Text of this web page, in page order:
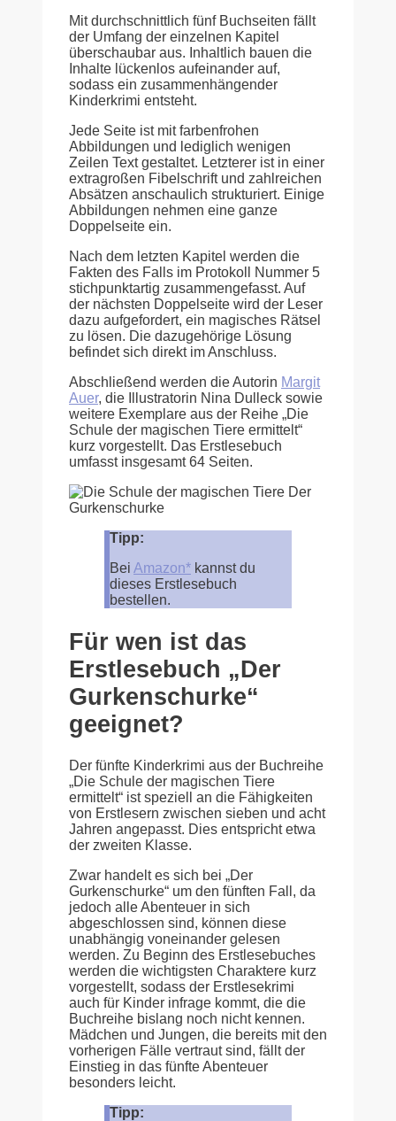
Mit durchschnittlich fünf Buchseiten fällt
der Umfang der einzelnen Kapitel
überschaubar aus. Inhaltlich bauen die
Inhalte lückenlos aufeinander auf,
sodass ein zusammenhängender
Kinderkrimi entsteht.
Jede Seite ist mit farbenfrohen
Abbildungen und lediglich wenigen
Zeilen Text gestaltet. Letzterer ist in einer
extragroßen Fibelschrift und zahlreichen
Absätzen anschaulich strukturiert. Einige
Abbildungen nehmen eine ganze
Doppelseite ein.
Nach dem letzten Kapitel werden die
Fakten des Falls im Protokoll Nummer 5
stichpunktartig zusammengefasst. Auf
der nächsten Doppelseite wird der Leser
dazu aufgefordert, ein magisches Rätsel
zu lösen. Die dazugehörige Lösung
befindet sich direkt im Anschluss.
Abschließend werden die Autorin Margit
Auer, die Illustratorin Nina Dulleck sowie
weitere Exemplare aus der Reihe „Die
Schule der magischen Tiere ermittelt“
kurz vorgestellt. Das Erstlesebuch
umfasst insgesamt 64 Seiten.
Tipp:
Bei Amazon* kannst du
dieses Erstlesebuch
bestellen.
Für wen ist das
Erstlesebuch „Der
Gurkenschurke“
geeignet?
Der fünfte Kinderkrimi aus der Buchreihe
„Die Schule der magischen Tiere
ermittelt“ ist speziell an die Fähigkeiten
von Erstlesern zwischen sieben und acht
Jahren angepasst. Dies entspricht etwa
der zweiten Klasse.
Zwar handelt es sich bei „Der
Gurkenschurke“ um den fünften Fall, da
jedoch alle Abenteuer in sich
abgeschlossen sind, können diese
unabhängig voneinander gelesen
werden. Zu Beginn des Erstlesebuches
werden die wichtigsten Charaktere kurz
vorgestellt, sodass der Erstlesekrimi
auch für Kinder infrage kommt, die die
Buchreihe bislang noch nicht kennen.
Mädchen und Jungen, die bereits mit den
vorherigen Fälle vertraut sind, fällt der
Einstieg in das fünfte Abenteuer
besonders leicht.
Tipp: